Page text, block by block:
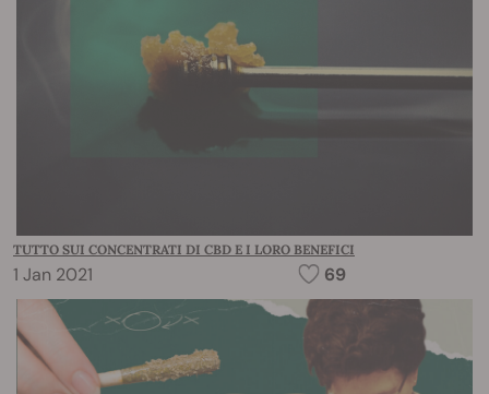
TUTTO SUI CONCENTRATI DI CBD E I LORO BENEFICI
1 Jan 2021 69